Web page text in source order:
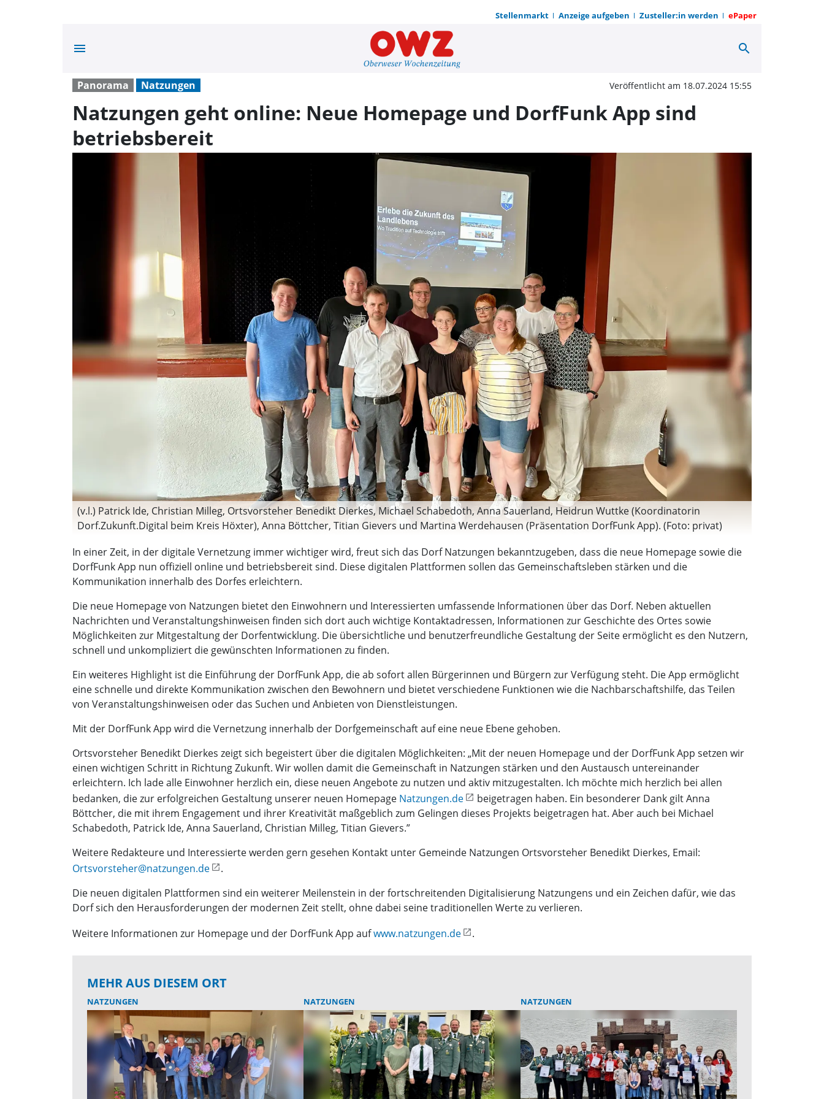
Stellenmarkt Anzeige aufgeben Zusteller:in werden ePaper
menu Natzungen geht online: Neuesearch
Panorama Natzungen Veröffentlicht am 18.07.2024 15:55
Natzungen geht online: Neue Homepage und DorfFunk App sind
betriebsbereit
(v.l.) Patrick Ide, Christian Milleg, Ortsvorsteher Benedikt Dierkes, Michael Schabedoth, Anna Sauerland, Heidrun Wuttke (Koordinatorin
Dorf.Zukunft.Digital beim Kreis Höxter), Anna Böttcher, Titian Gievers und Martina Werdehausen (Präsentation DorfFunk App). (Foto: privat)
In einer Zeit, in der digitale Vernetzung immer wichtiger wird, freut sich das Dorf Natzungen bekanntzugeben, dass die neue Homepage sowie die
DorfFunk App nun offiziell online und betriebsbereit sind. Diese digitalen Plattformen sollen das Gemeinschaftsleben stärken und die
Kommunikation innerhalb des Dorfes erleichtern.
Die neue Homepage von Natzungen bietet den Einwohnern und Interessierten umfassende Informationen über das Dorf. Neben aktuellen
Nachrichten und Veranstaltungshinweisen finden sich dort auch wichtige Kontaktadressen, Informationen zur Geschichte des Ortes sowie
Möglichkeiten zur Mitgestaltung der Dorfentwicklung. Die übersichtliche und benutzerfreundliche Gestaltung der Seite ermöglicht es den Nutzern,
schnell und unkompliziert die gewünschten Informationen zu finden.
Ein weiteres Highlight ist die Einführung der DorfFunk App, die ab sofort allen Bürgerinnen und Bürgern zur Verfügung steht. Die App ermöglicht
eine schnelle und direkte Kommunikation zwischen den Bewohnern und bietet verschiedene Funktionen wie die Nachbarschaftshilfe, das Teilen
von Veranstaltungshinweisen oder das Suchen und Anbieten von Dienstleistungen.
Mit der DorfFunk App wird die Vernetzung innerhalb der Dorfgemeinschaft auf eine neue Ebene gehoben.
Ortsvorsteher Benedikt Dierkes zeigt sich begeistert über die digitalen Möglichkeiten: „Mit der neuen Homepage und der DorfFunk App setzen wir
einen wichtigen Schritt in Richtung Zukunft. Wir wollen damit die Gemeinschaft in Natzungen stärken und den Austausch untereinander
erleichtern. Ich lade alle Einwohner herzlich ein, diese neuen Angebote zu nutzen und aktiv mitzugestalten. Ich möchte mich herzlich bei allen
bedanken, die zur erfolgreichen Gestaltung unserer neuen Homepage Natzungen.de
beigetragen haben. Ein besonderer Dank gilt Anna
Böttcher, die mit ihrem Engagement und ihrer Kreativität maßgeblich zum Gelingen dieses Projekts beigetragen hat. Aber auch bei Michael
Schabedoth, Patrick Ide, Anna Sauerland, Christian Milleg, Titian Gievers.”
Weitere Redakteure und Interessierte werden gern gesehen Kontakt unter Gemeinde Natzungen Ortsvorsteher Benedikt Dierkes, Email:
Ortsvorsteher@natzungen.de
.
Die neuen digitalen Plattformen sind ein weiterer Meilenstein in der fortschreitenden Digitalisierung Natzungens und ein Zeichen dafür, wie das
Dorf sich den Herausforderungen der modernen Zeit stellt, ohne dabei seine traditionellen Werte zu verlieren.
Weitere Informationen zur Homepage und der DorfFunk App aufwww.natzungen.de .
MEHR AUS DIESEM ORT
NATZUNGEN NATZUNGEN NATZUNGEN